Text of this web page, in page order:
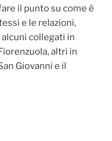
il punto su come è
e le relazioni,
collegati in
altri in
Giovanni e il